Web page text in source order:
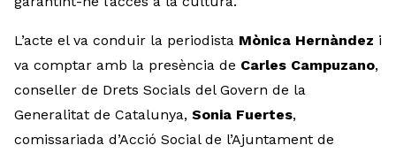
L’acte el va conduir la periodista Mònica Hernàndez i
va comptar amb la presència de Carles Campuzano,
conseller de Drets Socials del Govern de la
Generalitat de Catalunya, Sonia Fuertes,
comissariada d’Acció Social de l’Ajuntament de